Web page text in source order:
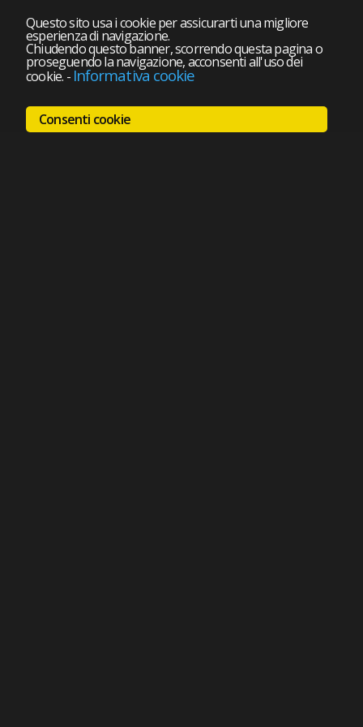
Questo sito usa i cookie per assicurarti una migliore
esperienza di navigazione.
Chiudendo questo banner, scorrendo questa pagina o
proseguendo la navigazione, acconsenti all'uso dei
cookie. - Informativa cookie
Consenti cookie